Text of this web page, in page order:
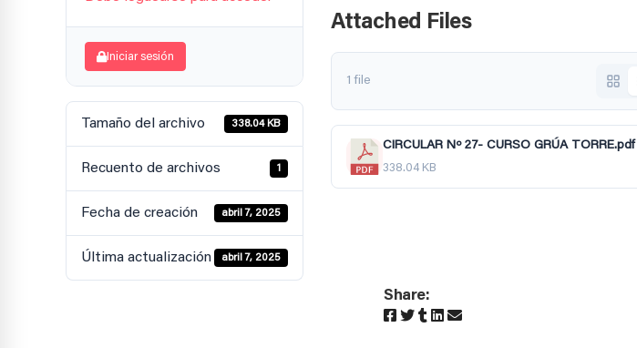
Iniciar sesión
Tamaño del archivo 338.04 KB
Recuento de archivos 1
Fecha de creación abril 7, 2025
Última actualización abril 7, 2025
Attached Files
1 file
CIRCULAR Nº 27- CURSO GRÚA TORRE.pdf
338.04 KB
Share: